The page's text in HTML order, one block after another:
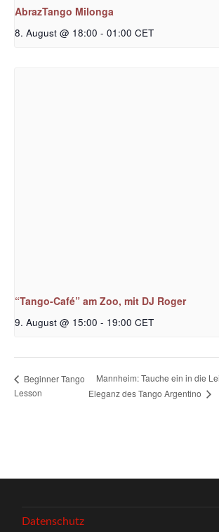
AbrazTango Milonga
8. August @ 18:00 - 01:00 CET
“Tango-Café” am Zoo, mit DJ Roger
9. August @ 15:00 - 19:00 CET
Beginner Tango
Lesson
Mannheim: Tauche ein in die
Eleganz des Tango Argentino
Datenschutz